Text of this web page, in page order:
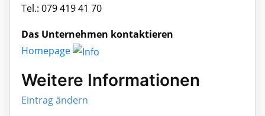
Tel.: 079 419 41 70
Das Unternehmen kontaktieren
Homepage
Weitere Informationen
Eintrag ändern